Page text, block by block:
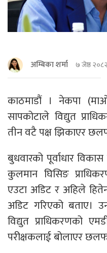
अम्बिका शर्मा ७ जेष्ठ
काठमाडौं । नेकपा
सापकोटाले विद्युत
तीन वटै पक्ष झिकाएर
बुधवारको पूर्वाधार
कुलमान घिसिङ
एउटा अडिट र अहिले
अडिट गरिएको बताए।
विद्युत प्राधिकरणको
परीक्षकलाई बोलाएर